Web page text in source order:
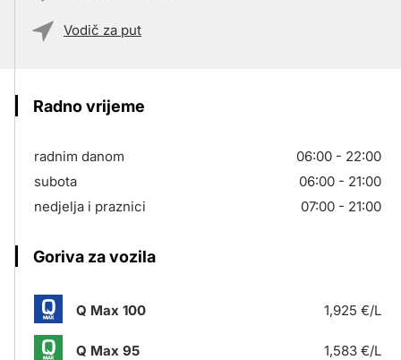
Vodič za put
Radno vrijeme
radnim danom
06:00 - 22:00
subota
06:00 - 21:00
nedjelja i praznici
07:00 - 21:00
Goriva za vozila
Q Max 100 1,925 €/L
Q Max 95 1,583 €/L